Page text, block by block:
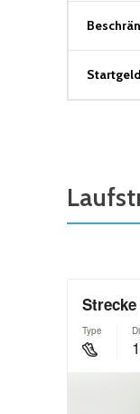
Startgeld